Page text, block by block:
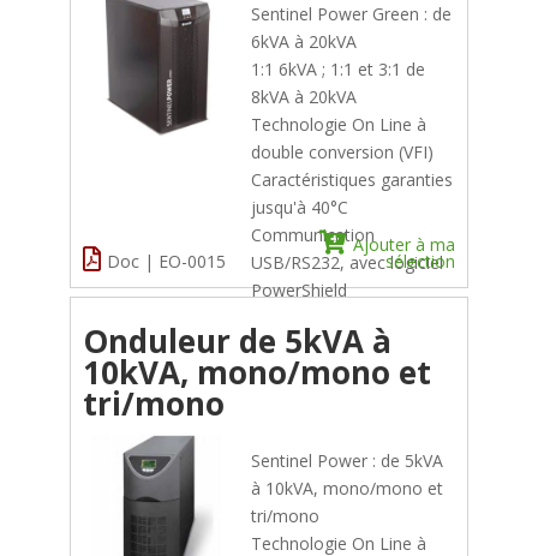
Sentinel Power Green : de
6kVA à 20kVA
1:1 6kVA ; 1:1 et 3:1 de
8kVA à 20kVA
Technologie On Line à
double conversion (VFI)
Caractéristiques garanties
jusqu'à 40°C
Communication
USB/RS232, avec logiciel
PowerShield
Ajouter à ma
sélection
Doc | EO-0015
Onduleur de 5kVA à
10kVA, mono/mono et
tri/mono
Sentinel Power : de 5kVA
à 10kVA, mono/mono et
tri/mono
Technologie On Line à